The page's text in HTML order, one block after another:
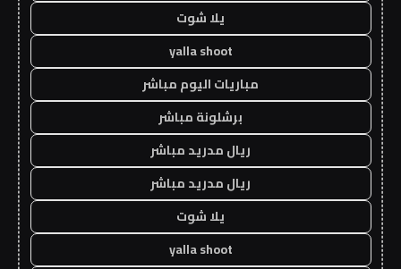
يلا شوت
yalla shoot
مباريات اليوم مباشر
برشلونة مباشر
ريال مدريد مباشر
ريال مدريد مباشر
يلا شوت
yalla shoot